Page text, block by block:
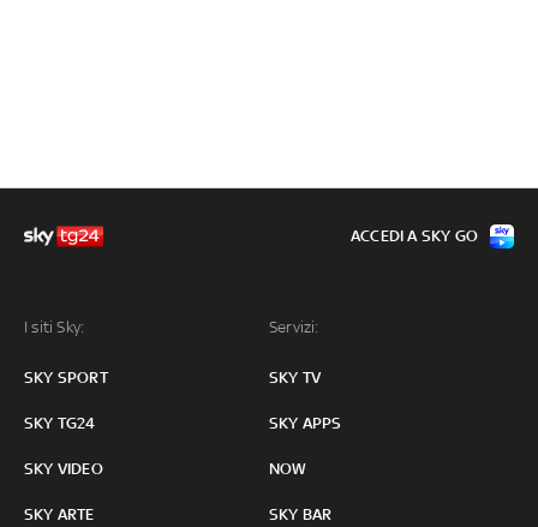
I siti Sky:
SKY SPORT
SKY TG24
SKY VIDEO
SKY ARTE
Servizi:
SKY TV
SKY APPS
NOW
SKY BAR
ACCEDI A SKY GO